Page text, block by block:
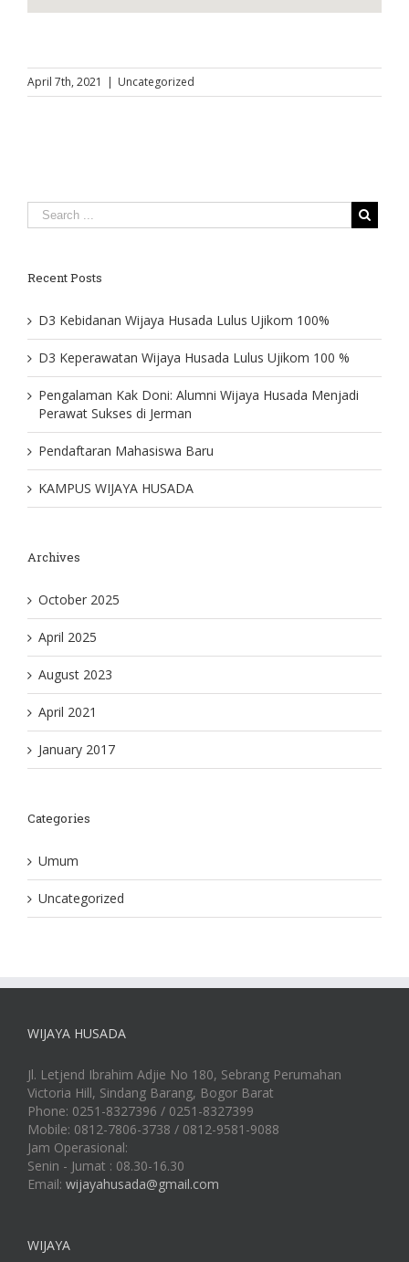
April 7th, 2021 | Uncategorized
Recent Posts
D3 Kebidanan Wijaya Husada Lulus Ujikom 100%
D3 Keperawatan Wijaya Husada Lulus Ujikom 100 %
Pengalaman Kak Doni: Alumni Wijaya Husada Menjadi
Perawat Sukses di Jerman
Pendaftaran Mahasiswa Baru
KAMPUS WIJAYA HUSADA
Archives
October 2025
April 2025
August 2023
April 2021
January 2017
Categories
Umum
Uncategorized
WIJAYA HUSADA
Jl. Letjend Ibrahim Adjie No 180, Sebrang Perumahan
Victoria Hill, Sindang Barang, Bogor Barat
Phone: 0251-8327396 / 0251-8327399
Mobile: 0812-7806-3738 / 0812-9581-9088
Jam Operasional:
Senin - Jumat : 08.30-16.30
Email: wijayahusada@gmail.com
WIJAYA